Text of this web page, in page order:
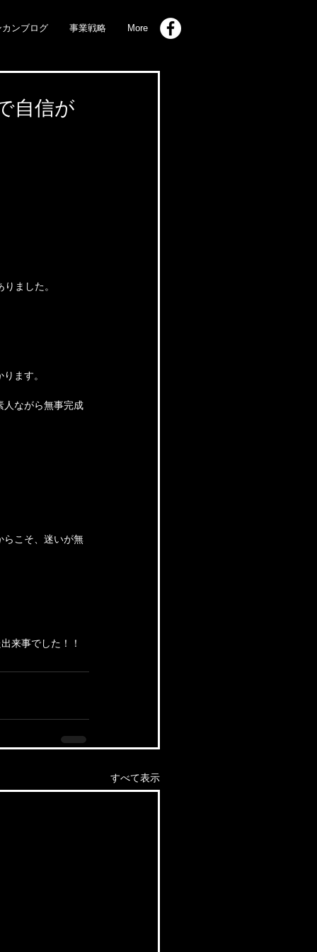
カンブログ 事業戦略 More
自信が
ました。
ます。
人ながら無事完成
らこそ、迷いが無
来事でした！！
すべて表示